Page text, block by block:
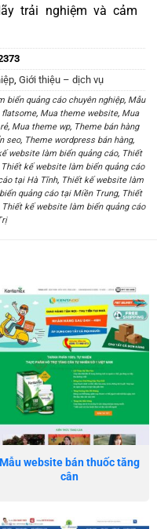
trải nghiệm và cảm
, Giới thiệu – dịch vụ
biển quảng cáo chuyên nghiệp, Mẫu
flatsome, Mua theme website, Mua
, Mua theme wp, Theme bán hàng
seo, Theme wordpress bán hàng,
website làm biển quảng cáo, Thiết
Thiết kế website làm biển quảng cáo
tại Hà Tĩnh, Thiết kế website làm
quảng cáo tại Miền Trung, Thiết
Thiết kế website làm biển quảng cáo
Mẫu website bán thuốc tăng
cân